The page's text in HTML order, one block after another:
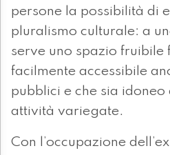
persone la possibilità di
pluralismo culturale: a
serve uno spazio fruibile
facilmente accessibile
pubblici e che sia
attività variegate.
Con l’occupazione